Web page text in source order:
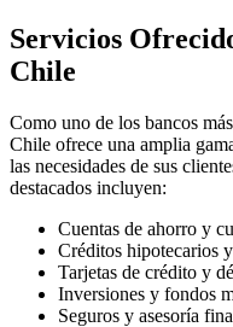
Servicios
Chile
Como uno de los bancos
Chile ofrece una amplia
las necesidades de sus
destacados incluyen:
Cuentas de ahorro y
Créditos hipotecarios
Tarjetas de crédito y
Inversiones y fondos
Seguros y asesoría